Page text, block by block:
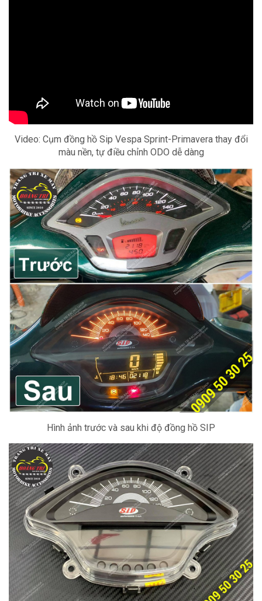
Video: Cụm đồng hồ Sip Vespa Sprint-Primavera thay đổi
màu nền, tự điều chỉnh ODO dễ dàng
Hình ảnh trước và sau khi độ đồng hồ SIP